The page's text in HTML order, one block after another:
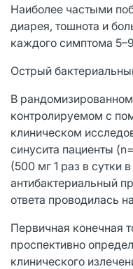
Наиболее частыми
диарея, тошнота и
каждого симптома
Острый
В
контролируемом с
клиническом
синусита пациенты
(500 мг 1 раз в сутки
антибактериальный
ответа проводилась
Первичная конечная
проспективно
клинического